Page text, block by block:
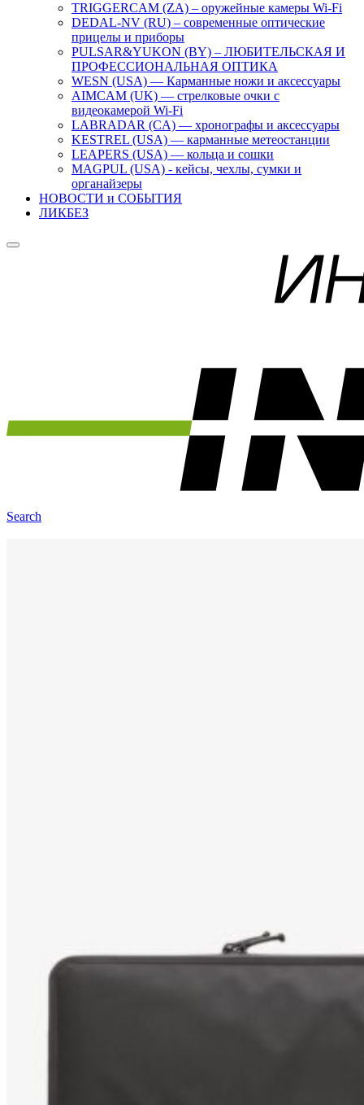
TRIGGERCAM (ZA) – оружейные камеры Wi-Fi
DEDAL-NV (RU) – современные оптические
прицелы и приборы
PULSAR&YUKON (BY) – ЛЮБИТЕЛЬСКАЯ И
ПРОФЕССИОНАЛЬНАЯ ОПТИКА
WESN (USA) — Карманные ножи и аксессуары
AIMCAM (UK) — стрелковые очки с
видеокамерой Wi-Fi
LABRADAR (CA) — хронографы и аксессуары
KESTREL (USA) — карманные метеостанции
LEAPERS (USA) — кольца и сошки
MAGPUL (USA) - кейсы, чехлы, сумки и
органайзеры
НОВОСТИ и СОБЫТИЯ
ЛИКБЕЗ
Search